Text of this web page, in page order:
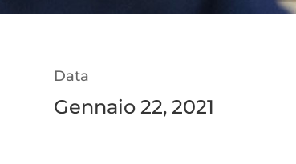
Data
Gennaio 22, 2021